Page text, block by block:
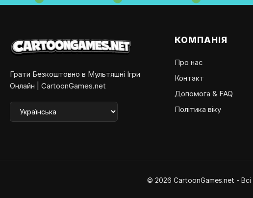
Грати Безкоштовно в Мультяшні Ігри
Онлайн | CartoonGames.net
КОМПАНІЯ
Про нас
Контакт
Допомога & FAQ
Політика віку
© 2026 CartoonGames.net -